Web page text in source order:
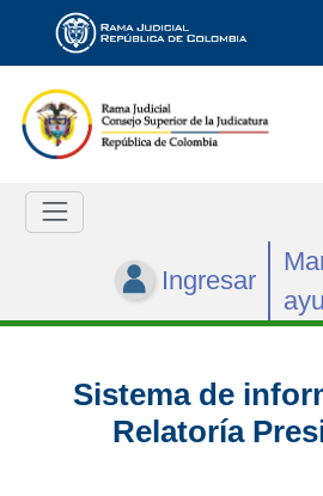
Ingresar
Sistema de
Relatoría